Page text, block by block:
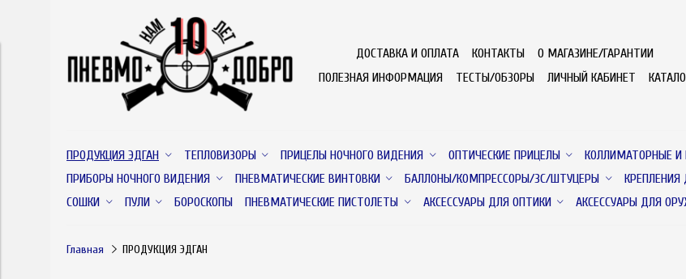
ДОСТАВКА И ОПЛАТА КОНТАКТЫ
О МАГАЗИНЕ/ГАРАНТИИ
ПОЛЕЗНАЯ ИНФОРМАЦИЯ
ТЕСТЫ/ОБЗОРЫ ЛИЧНЫЙ КАБИНЕТ
ПРОДУКЦИЯ ЭДГАН ТЕПЛОВИЗОРЫ ПРИЦЕЛЫ НОЧНОГО ВИДЕНИЯ ОПТИЧЕСКИЕ ПРИЦЕЛЫ КОЛЛИМАТОРНЫЕ И
ПРИБОРЫ НОЧНОГО ВИДЕНИЯ
ПНЕВМАТИЧЕСКИЕ ВИНТОВКИ БАЛЛОНЫ/КОМПРЕССОРЫ/ЗС/ШТУЦЕРЫ КРЕПЛЕНИЯ
СОШКИ
ПУЛИ БОРОСКОПЫ ПНЕВМАТИЧЕСКИЕ ПИСТОЛЕТЫ АКСЕССУАРЫ ДЛЯ ОПТИКИ АКСЕССУАРЫ ДЛЯ
Главная ПРОДУКЦИЯ ЭДГАН